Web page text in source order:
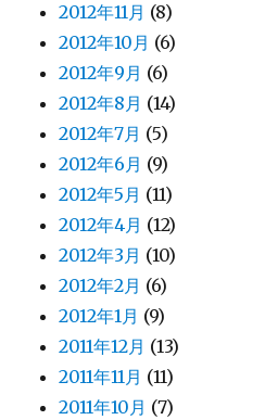
2012年11月 (8)
2012年10月 (6)
2012年9月 (6)
2012年8月 (14)
2012年7月 (5)
2012年6月 (9)
2012年5月 (11)
2012年4月 (12)
2012年3月 (10)
2012年2月 (6)
2012年1月 (9)
2011年12月 (13)
2011年11月 (11)
2011年10月 (7)